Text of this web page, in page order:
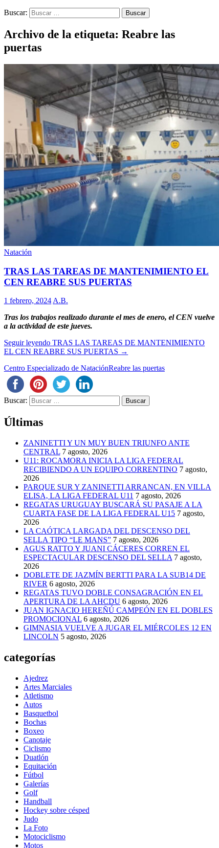
Buscar:
Archivo de la etiqueta: Reabre las
puertas
Natación
TRAS LAS TAREAS DE MANTENIMIENTO EL
CEN REABRE SUS PUERTAS
1 febrero, 2024 A.B.
Tras los trabajos realizado durante el mes de enero, el CEN vuelve
a la actividad de este jueves.
Seguir leyendo TRAS LAS TAREAS DE MANTENIMIENTO
EL CEN REABRE SUS PUERTAS →
Centro Especializado de NataciónReabre las puertas
Buscar:
Últimas
ZANINETTI Y UN MUY BUEN TRIUNFO ANTE
CENTRAL 7 agosto, 2026
U11: ROCAMORA INICIA LA LIGA FEDERAL
RECIBIENDO A UN EQUIPO CORRENTINO 7 agosto,
2026
PARQUE SUR Y ZANINETTI ARRANCAN, EN VILLA
ELISA, LA LIGA FEDERAL U11 7 agosto, 2026
REGATAS URUGUAY BUSCARÁ SU PASAJE A LA
CUARTA FASE DE LA LIGA FEDERAL U15 7 agosto,
2026
LA CAÓTICA LARGADA DEL DESCENSO DEL
SELLA TIPO “LE MANS” 7 agosto, 2026
AGUS RATTO Y JUANI CÁCERES CORREN EL
ESPECTACULAR DESCENSO DEL SELLA 7 agosto,
2026
DOBLETE DE JAZMÍN BERTTI PARA LA SUB14 DE
RIVER 6 agosto, 2026
REGATAS TUVO DOBLE CONSAGRACIÓN EN EL
APERTURA DE LA AHCDU 6 agosto, 2026
JUAN IGNACIO HEREÑÚ CAMPEÓN EN EL DOBLES
PROMOCIONAL 6 agosto, 2026
GIMNASIA VUELVE A JUGAR EL MIÉRCOLES 12 EN
LINCOLN 5 agosto, 2026
categorías
Ajedrez
Artes Marciales
Atletismo
Autos
Basquetbol
Bochas
Boxeo
Canotaje
Ciclismo
Duatlón
Equitación
Fútbol
Galerías
Golf
Handball
Hockey sobre césped
Judo
La Foto
Motociclismo
Motos